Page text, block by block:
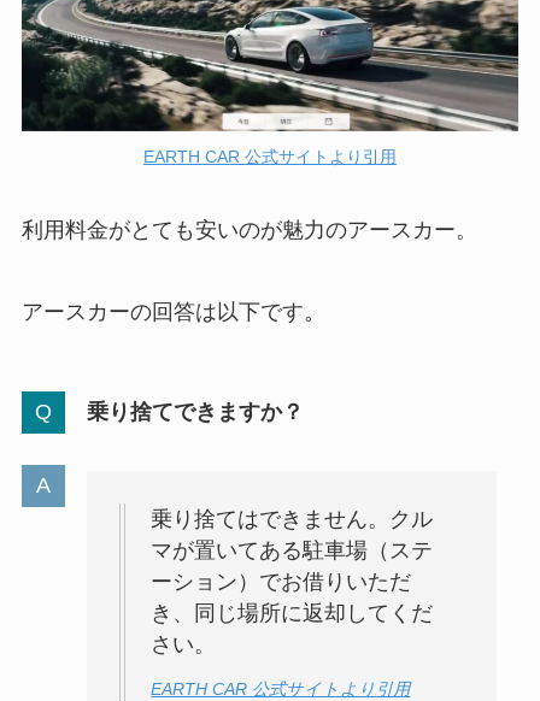
EARTH CAR 公式サイトより引用
利用料金がとても安いのが魅力のアースカー。
アースカーの回答は以下です。
乗り捨てできますか？
乗り捨てはできません。クル
マが置いてある駐車場（ステ
ーション）でお借りいただ
き、同じ場所に返却してくだ
さい。
EARTH CAR 公式サイトより引用